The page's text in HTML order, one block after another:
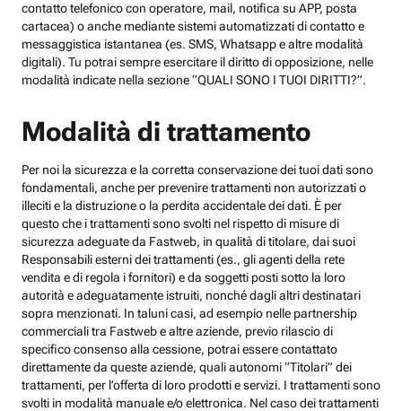
contatto telefonico con operatore, mail, notifica su APP, posta
cartacea) o anche mediante sistemi automatizzati di contatto e
messaggistica istantanea (es. SMS, Whatsapp e altre modalità
digitali). Tu potrai sempre esercitare il diritto di opposizione, nelle
modalità indicate nella sezione “QUALI SONO I TUOI DIRITTI?”.
Modalità di trattamento
Per noi la sicurezza e la corretta conservazione dei tuoi dati sono
fondamentali, anche per prevenire trattamenti non autorizzati o
illeciti e la distruzione o la perdita accidentale dei dati. È per
questo che i trattamenti sono svolti nel rispetto di misure di
sicurezza adeguate da Fastweb, in qualità di titolare, dai suoi
Responsabili esterni dei trattamenti (es., gli agenti della rete
vendita e di regola i fornitori) e da soggetti posti sotto la loro
autorità e adeguatamente istruiti, nonché dagli altri destinatari
sopra menzionati. In taluni casi, ad esempio nelle partnership
commerciali tra Fastweb e altre aziende, previo rilascio di
specifico consenso alla cessione, potrai essere contattato
direttamente da queste aziende, quali autonomi “Titolari” dei
trattamenti, per l’offerta di loro prodotti e servizi. I trattamenti sono
svolti in modalità manuale e/o elettronica. Nel caso dei trattamenti